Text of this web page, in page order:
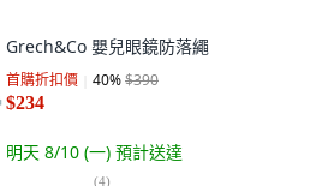
Grech&Co 嬰兒眼鏡防落繩
首購折扣價 40%$390
$234
明天 8/10 (一) 預計送達
(4)